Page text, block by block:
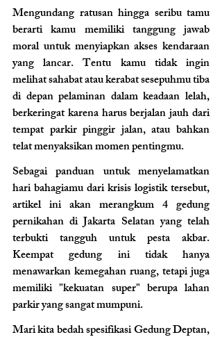
Mengundang ratusan hingga seribu tamu
berarti kamu memiliki tanggung jawab
moral untuk menyiapkan akses kendaraan
yang lancar. Tentu kamu tidak ingin
melihat sahabat atau kerabat sesepuhmu tiba
di depan pelaminan dalam keadaan lelah,
berkeringat karena harus berjalan jauh dari
tempat parkir pinggir jalan, atau bahkan
telat menyaksikan momen pentingmu.
Sebagai panduan untuk menyelamatkan
hari bahagiamu dari krisis logistik tersebut,
artikel ini akan merangkum 4 gedung
pernikahan di Jakarta Selatan yang telah
terbukti tangguh untuk pesta akbar.
Keempat gedung ini tidak hanya
menawarkan kemegahan ruang, tetapi juga
memiliki "kekuatan super" berupa lahan
parkir yang sangat mumpuni.